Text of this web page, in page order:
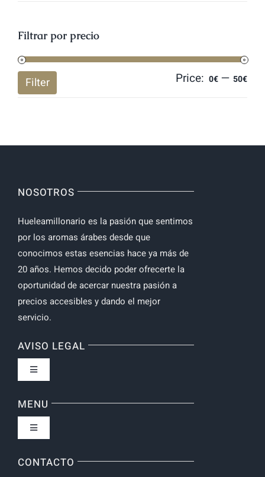
Filtrar por precio
Filter Price: 0€ — 50€
NOSOTROS
Hueleamillonario es la pasión que sentimos
por los aromas árabes desde que
conocimos estas esencias hace ya más de
20 años. Hemos decido poder ofrecerte la
oportunidad de acercar nuestra pasión a
precios accesibles y dando el mejor
servicio.
AVISO LEGAL
Toggle
Política de privacidad
MENU
Toggle
Inicio
CONTACTO